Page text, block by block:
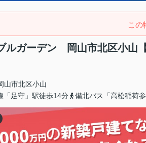
この
ルガーデン 岡山市北区小山
山市北区小山
「足守」駅徒歩14分
備北バス「高松稲荷